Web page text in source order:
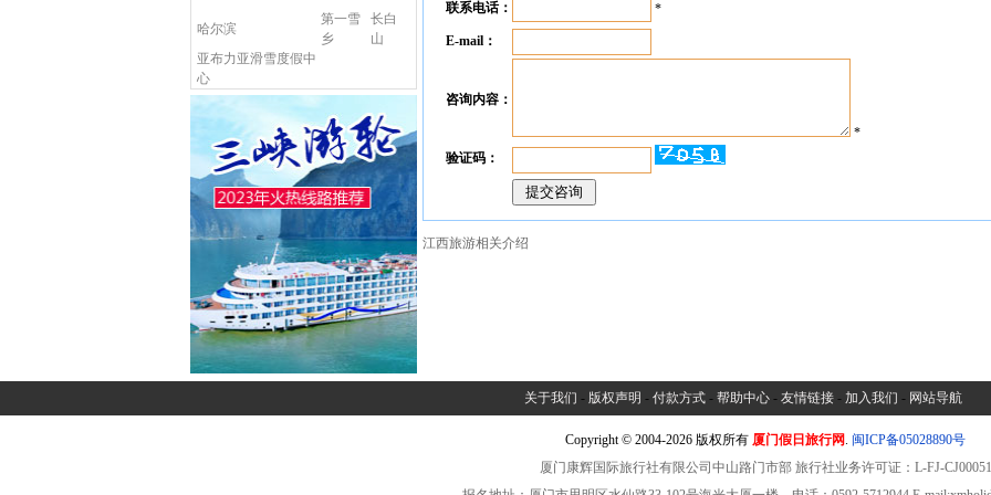
哈尔滨
第一雪
乡
长白
山
亚布力亚滑雪度假中
心
联系电话： *
E-mail：
咨询内容：
*
验证码：
江西旅游相关介绍
关于我们 - 版权声明 - 付款方式 - 帮助中心 - 友情链接 - 加入我们 - 网站导航
Copyright © 2004-2026 版权所有 厦门假日旅行网 . 闽ICP备05028890号
厦门康辉国际旅行社有限公司中山路门市部 旅行社业务许可证：L-FJ-CJ00051